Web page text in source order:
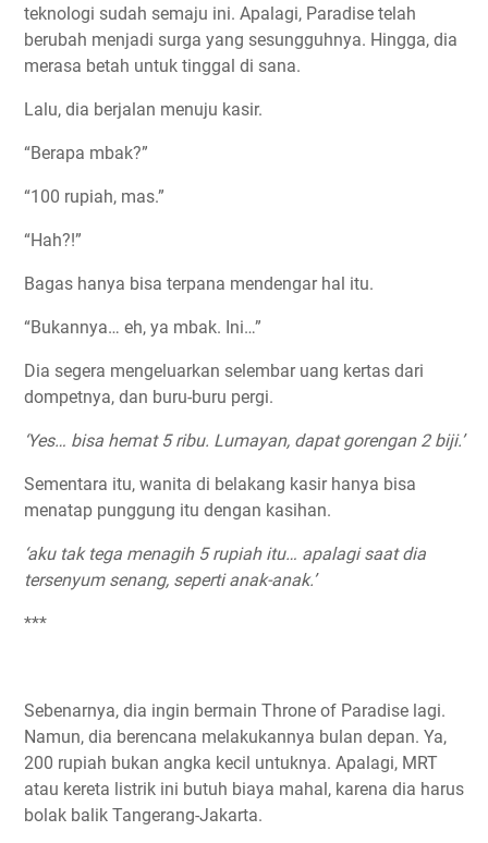
teknologi sudah semaju ini. Apalagi, Paradise telah
berubah menjadi surga yang sesungguhnya. Hingga, dia
merasa betah untuk tinggal di sana.
Lalu, dia berjalan menuju kasir.
“Berapa mbak?”
“100 rupiah, mas.”
“Hah?!”
Bagas hanya bisa terpana mendengar hal itu.
“Bukannya… eh, ya mbak. Ini…”
Dia segera mengeluarkan selembar uang kertas dari
dompetnya, dan buru-buru pergi.
‘Yes… bisa hemat 5 ribu. Lumayan, dapat gorengan 2 biji.’
Sementara itu, wanita di belakang kasir hanya bisa
menatap punggung itu dengan kasihan.
‘aku tak tega menagih 5 rupiah itu… apalagi saat dia
tersenyum senang, seperti anak-anak.’
***
Sebenarnya, dia ingin bermain Throne of Paradise lagi.
Namun, dia berencana melakukannya bulan depan. Ya,
200 rupiah bukan angka kecil untuknya. Apalagi, MRT
atau kereta listrik ini butuh biaya mahal, karena dia harus
bolak balik Tangerang-Jakarta.